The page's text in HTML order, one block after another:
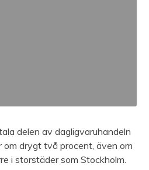
delen av dagligvaruhandeln
drygt två procent, även om
i storstäder som Stockholm.